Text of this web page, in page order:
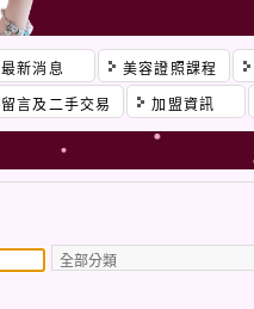
最新消息 美容證照課程
留言及二手交易 加盟資訊